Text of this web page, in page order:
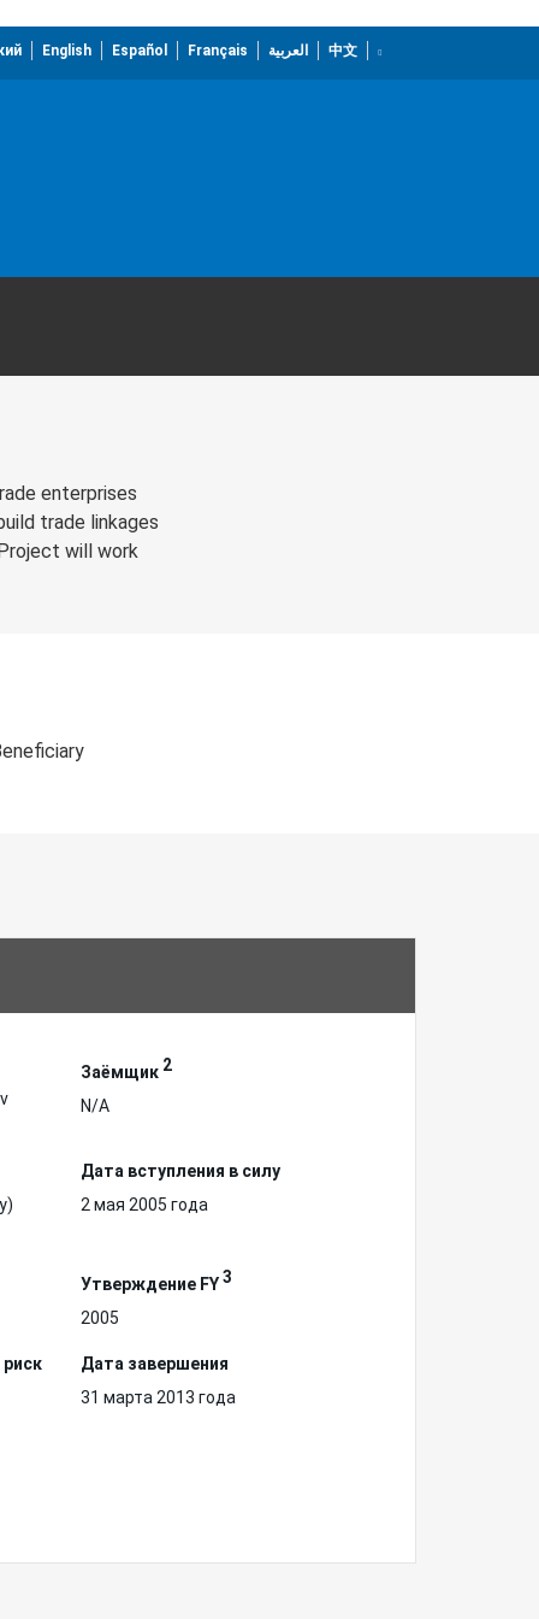
English Español Français العربية 中文
enterprises
trade linkages
will work
Заёмщик 2
N/A
Дата вступления в силу
2 мая 2005 года
Утверждение FY3
2005
Дата завершения
31 марта 2013 года